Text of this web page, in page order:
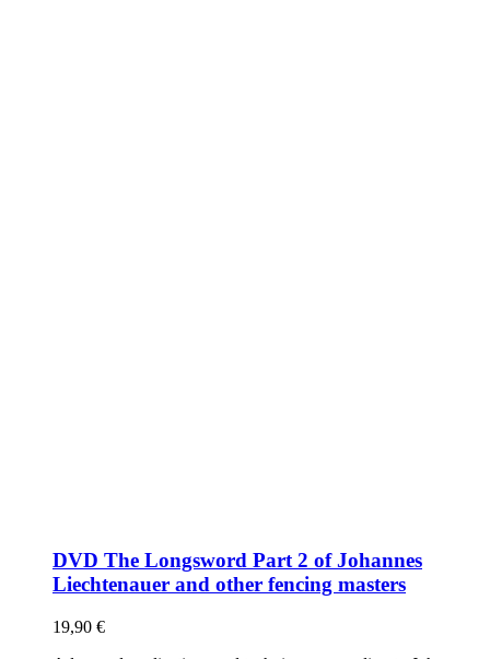
DVD The Longsword Part 2 of Johannes
Liechtenauer and other fencing masters
19,90 €